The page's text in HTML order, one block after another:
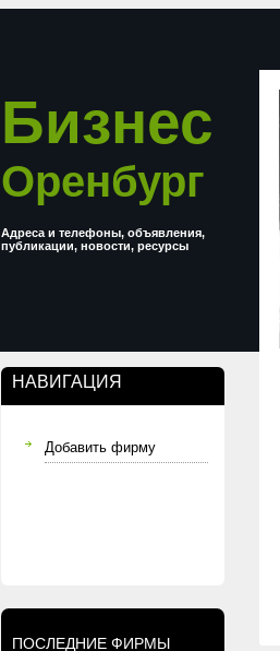
Бизнес
Оренбург
Адреса и телефоны, объявления,
публикации, новости, ресурсы
НАВИГАЦИЯ
Добавить фирму
ПОСЛЕДНИЕ ФИРМЫ